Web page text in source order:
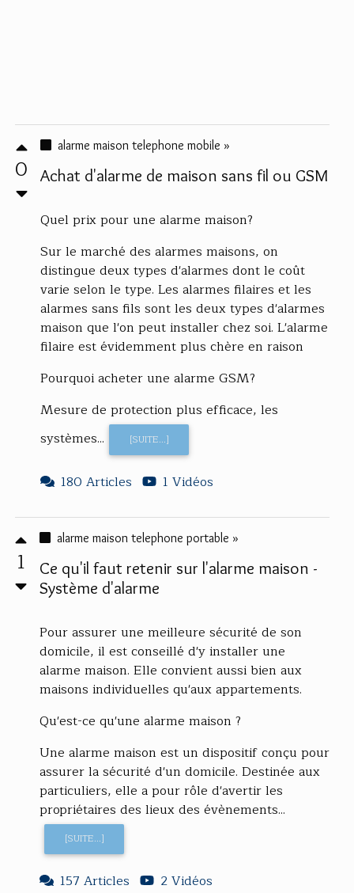
0
alarme maison telephone mobile »
Achat d'alarme de maison sans fil ou GSM
Quel prix pour une alarme maison?
Sur le marché des alarmes maisons, on
distingue deux types d'alarmes dont le coût
varie selon le type. Les alarmes filaires et les
alarmes sans fils sont les deux types d'alarmes
maison que l'on peut installer chez soi. L'alarme
filaire est évidemment plus chère en raison
Pourquoi acheter une alarme GSM?
Mesure de protection plus efficace, les
systèmes...
[SUITE...]
180 Articles 1 Vidéos
1
alarme maison telephone portable »
Ce qu'il faut retenir sur l'alarme maison -
Système d'alarme
Pour assurer une meilleure sécurité de son
domicile, il est conseillé d'y installer une
alarme maison. Elle convient aussi bien aux
maisons individuelles qu'aux appartements.
Qu'est-ce qu'une alarme maison ?
Une alarme maison est un dispositif conçu pour
assurer la sécurité d'un domicile. Destinée aux
particuliers, elle a pour rôle d'avertir les
propriétaires des lieux des évènements...
[SUITE...]
157 Articles 2 Vidéos